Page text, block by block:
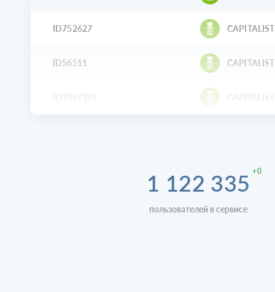
ID752627 CAPITALIST
ID56511 CAPITALIST
1 122 335 +0
пользователей в сервисе